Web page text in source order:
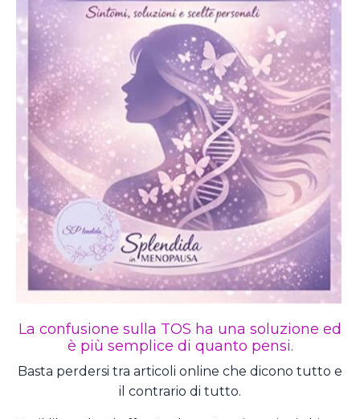
La confusione sulla TOS ha una soluzione ed
è più semplice di quanto pensi.
Basta perdersi tra articoli online che dicono tutto e
il contrario di tutto.